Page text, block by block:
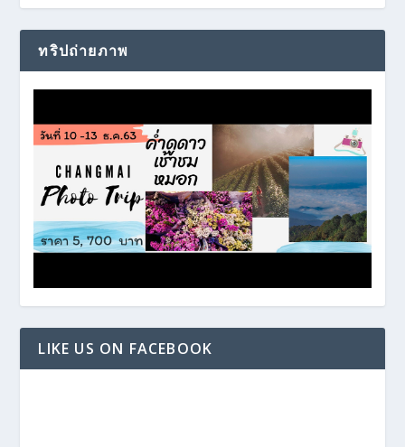
ทริปถ่ายภาพ
LIKE US ON FACEBOOK